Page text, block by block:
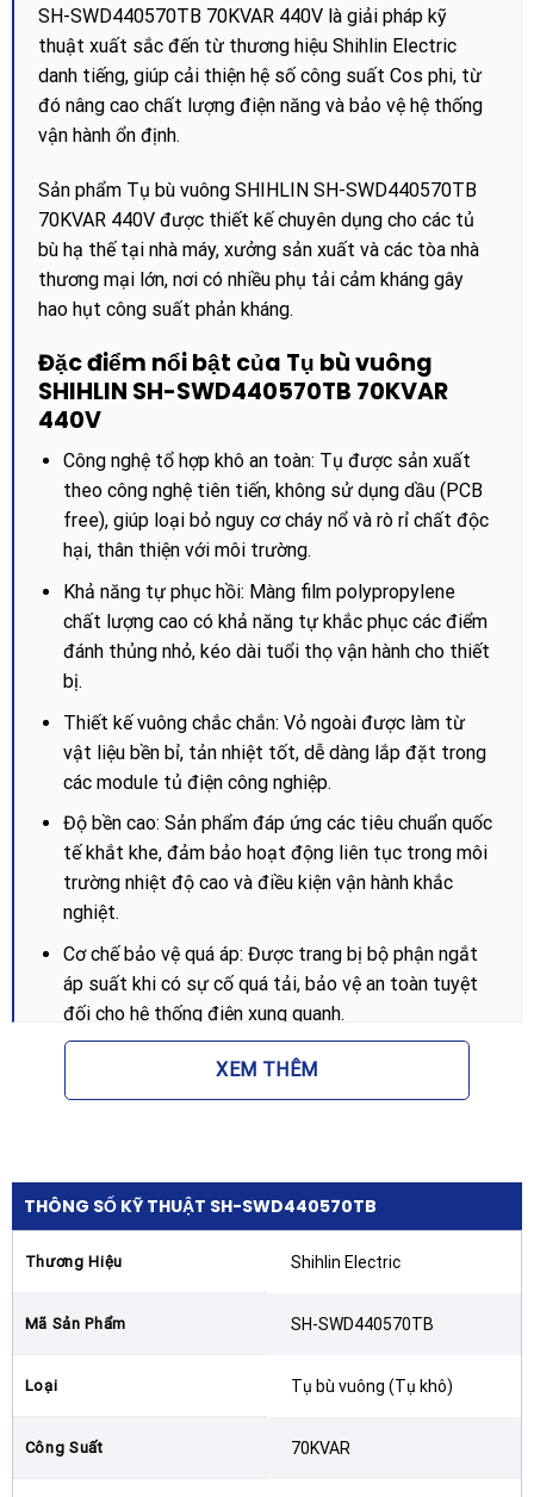
SH-SWD440570TB 70KVAR 440V là giải pháp kỹ
thuật xuất sắc đến từ thương hiệu Shihlin Electric
danh tiếng, giúp cải thiện hệ số công suất Cos phi, từ
đó nâng cao chất lượng điện năng và bảo vệ hệ thống
vận hành ổn định.
Sản phẩm Tụ bù vuông SHIHLIN SH-SWD440570TB
70KVAR 440V được thiết kế chuyên dụng cho các tủ
bù hạ thế tại nhà máy, xưởng sản xuất và các tòa nhà
thương mại lớn, nơi có nhiều phụ tải cảm kháng gây
hao hụt công suất phản kháng.
Đặc điểm nổi bật của Tụ bù vuông
SHIHLIN SH-SWD440570TB 70KVAR
440V
Công nghệ tổ hợp khô an toàn: Tụ được sản xuất
theo công nghệ tiên tiến, không sử dụng dầu (PCB
free), giúp loại bỏ nguy cơ cháy nổ và rò rỉ chất độc
hại, thân thiện với môi trường.
Khả năng tự phục hồi: Màng film polypropylene
chất lượng cao có khả năng tự khắc phục các điểm
đánh thủng nhỏ, kéo dài tuổi thọ vận hành cho thiết
bị.
Thiết kế vuông chắc chắn: Vỏ ngoài được làm từ
vật liệu bền bỉ, tản nhiệt tốt, dễ dàng lắp đặt trong
các module tủ điện công nghiệp.
Độ bền cao: Sản phẩm đáp ứng các tiêu chuẩn quốc
tế khắt khe, đảm bảo hoạt động liên tục trong môi
trường nhiệt độ cao và điều kiện vận hành khắc
nghiệt.
Cơ chế bảo vệ quá áp: Được trang bị bộ phận ngắt
áp suất khi có sự cố quá tải, bảo vệ an toàn tuyệt
đối cho hệ thống điện xung quanh.
Lợi ích khi sử dụng Tụ bù vuông
SHIHLIN SH-SWD440570TB 70KVAR
70KVAR 440V mang lại nhiều giá trị kinh tế và kỹ thuật
thiết thực:
suất phản kháng (tiền phạt Cos phi thấp) hàng
Tối ưu hóa công suất trạm biến áp: Giảm tải cho
nghiệp có thể lắp thêm thiết bị mà không cần nâng
XEM THÊM
THÔNG SỐ KỸ THUẬT SH-SWD440570TB
Thương Hiệu Shihlin Electric
Mã Sản Phẩm SH-SWD440570TB
Loại Tụ bù vuông (Tụ khô)
Công Suất 70KVAR